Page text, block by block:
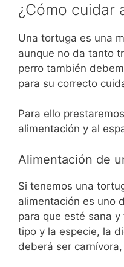
¿Cómo cuidar
Una tortuga es una
aunque no da tanto
perro también
para su correcto
Para ello
alimentación y al
Alimentación de
Si tenemos una
alimentación es uno
para que esté sana
tipo y la especie, la
deberá ser